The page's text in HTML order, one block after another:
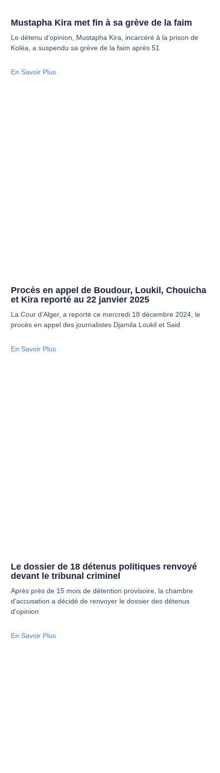
Mustapha Kira met fin à sa grève de la faim
Le détenu d’opinion, Mustapha Kira, incarcéré à la prison de
Koléa, a suspendu sa grève de la faim après 51
En Savoir Plus
Procès en appel de Boudour, Loukil, Chouicha
et Kira reporté au 22 janvier 2025
La Cour d’Alger, a reporté ce mercredi 18 décembre 2024, le
procès en appel des journalistes Djamila Loukil et Said
En Savoir Plus
Le dossier de 18 détenus politiques renvoyé
devant le tribunal criminel
Après près de 15 mois de détention provisoire, la chambre
d’accusation a décidé de renvoyer le dossier des détenus
d’opinion
En Savoir Plus